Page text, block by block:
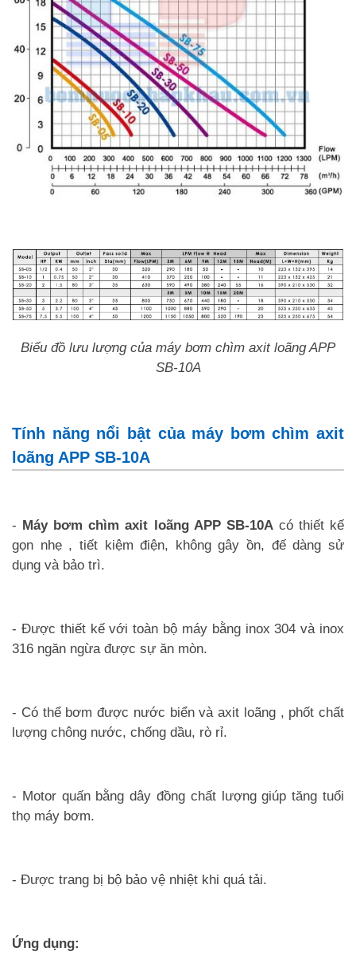
Biểu đồ lưu lượng của máy bơm chìm axit loãng APP
SB-10A
Tính năng nổi bật của máy bơm chìm axit
loãng APP SB-10A
- Máy bơm chìm axit loãng APP SB-10Acó thiết kế
gọn nhẹ , tiết kiệm điện, không gây ồn, đế dàng sử
dụng và bảo trì.
- Được thiết kế với toàn bộ máy bằng inox 304 và inox
316 ngăn ngừa được sự ăn mòn.
- Có thể bơm được nước biển và axit loãng , phốt chất
lượng chông nước, chống dầu, rò rỉ.
- Motor quấn bằng dây đồng chất lượng giúp tăng tuổi
thọ máy bơm.
- Được trang bị bộ bảo vệ nhiệt khi quá tải.
Ứng dụng: